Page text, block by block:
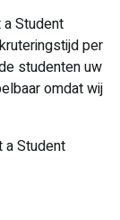
Student
per
studenten uw
omdat wij
a Student